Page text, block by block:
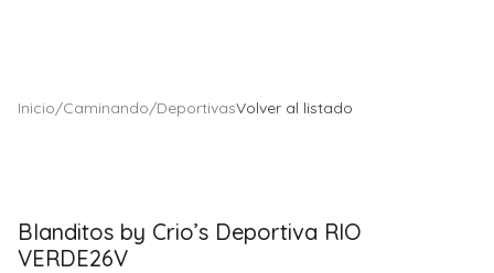
Inicio/Caminando/DeportivasVolver al listado
Blanditos by Crio’s Deportiva RIO
VERDE26V